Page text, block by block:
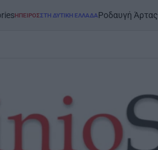
ΕΛΛΆΔΑΡοδαυγή Άρτας | 7/8 | 2η Γιορτή